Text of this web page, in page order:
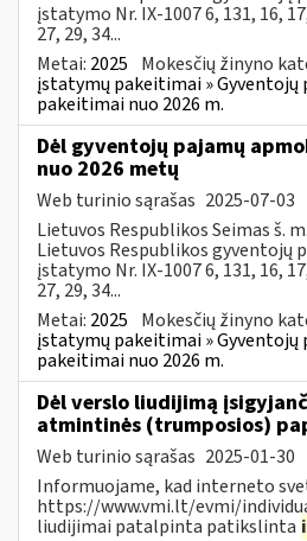
įstatymo Nr. IX-1007 6, 131, 16,
27, 29, 34...
Metai: 2025 Mokesčių žinyno
įstatymų pakeitimai » Gyventojų
pakeitimai nuo 2026 m.
Dėl gyventojų pajamų
nuo 2026 metų
Web turinio sąrašas 2025-07-03
Lietuvos Respublikos Seimas š.
Lietuvos Respublikos gyventojų
įstatymo Nr. IX-1007 6, 131, 16,
27, 29, 34...
Metai: 2025 Mokesčių žinyno
įstatymų pakeitimai » Gyventojų
pakeitimai nuo 2026 m.
Dėl verslo liudijimą
atmintinės (trumposios)
Web turinio sąrašas 2025-01-30
Informuojame, kad interneto
https://www.vmi.lt/evmi/
liudijimai patalpinta patikslinta